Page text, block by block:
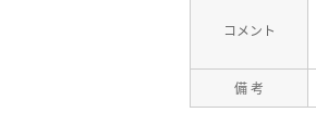
コメント
備 考